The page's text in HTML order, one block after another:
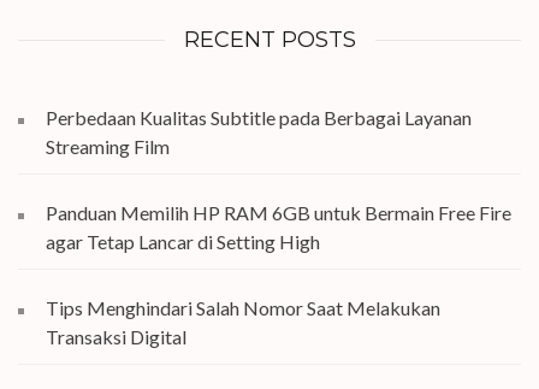
RECENT POSTS
Perbedaan Kualitas Subtitle pada Berbagai Layanan
Streaming Film
Panduan Memilih HP RAM 6GB untuk Bermain Free Fire
agar Tetap Lancar di Setting High
Tips Menghindari Salah Nomor Saat Melakukan
Transaksi Digital